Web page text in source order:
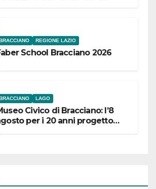
REGIONE LAZIO
School Bracciano 2026
LAGO
Civico di Bracciano: l’8
per i 20 anni progetto